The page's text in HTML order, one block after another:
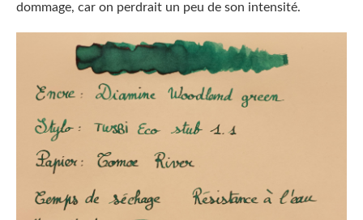
dommage, car on perdrait un peu de son intensité.